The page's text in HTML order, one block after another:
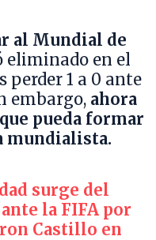
al Mundial de
eliminado en el
perder 1 a 0 ante
embargo, ahora
pueda formar
mundialista.
surge del
la FIFA por
Castillo en